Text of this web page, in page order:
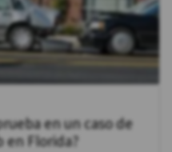
en un caso de
en Florida?